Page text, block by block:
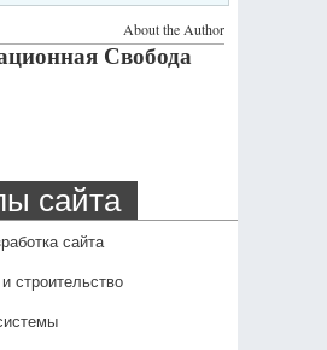
About the Author
Свобода
сайта
сайта
строительство